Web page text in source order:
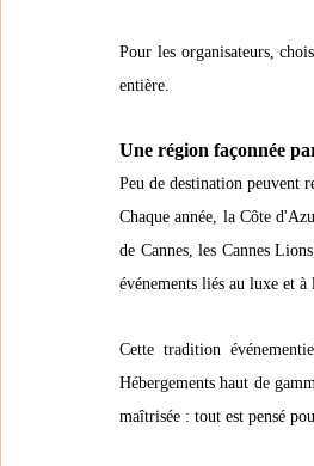
Pour les organisateurs,
entière.
Une région façonnée
Peu de destination peuvent
Chaque année, la Côte
de Cannes, les Cannes
événements liés au luxe et
Cette tradition
Hébergements haut de
maîtrisée : tout est pensé